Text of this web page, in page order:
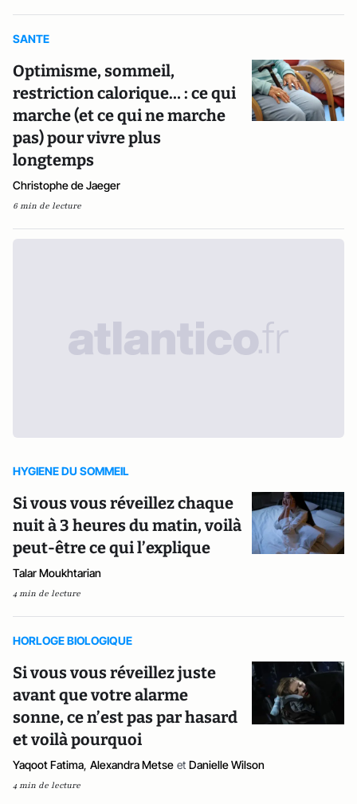
SANTE
Optimisme, sommeil,
restriction calorique… : ce qui
marche (et ce qui ne marche
pas) pour vivre plus
longtemps
Christophe de Jaeger
6 min de lecture
HYGIENE DU SOMMEIL
Si vous vous réveillez chaque
nuit à 3 heures du matin, voilà
peut-être ce qui l’explique
Talar Moukhtarian
4 min de lecture
HORLOGE BIOLOGIQUE
Si vous vous réveillez juste
avant que votre alarme
sonne, ce n’est pas par hasard
et voilà pourquoi
Yaqoot Fatima, Alexandra Metse et Danielle Wilson
4 min de lecture